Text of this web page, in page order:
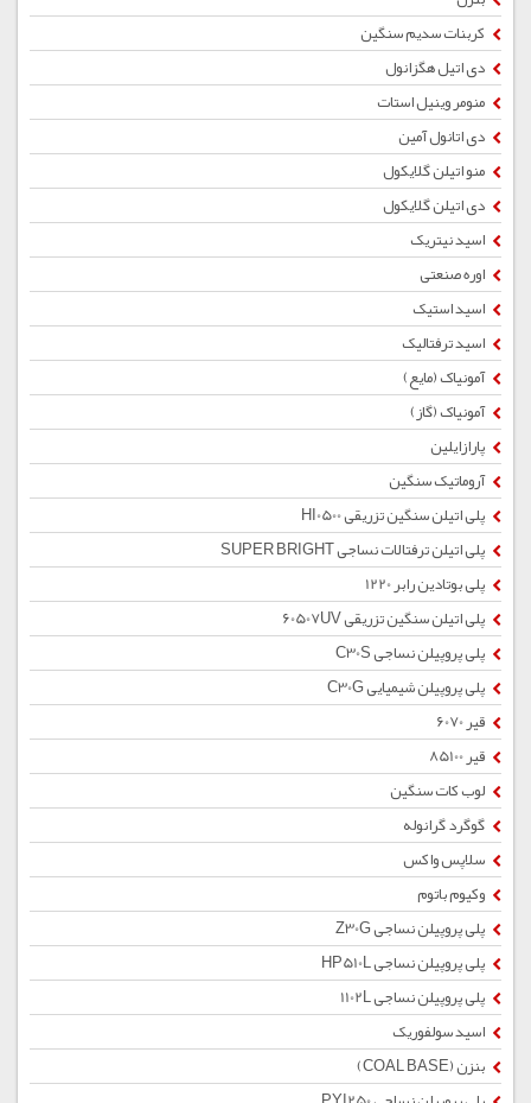
کربنات سدیم سنگین
دی اتیل هگزانول
منومر وینیل استات
دی اتانول آمین
منو اتیلن گلایکول
دی اتیلن گلایکول
اسید نیتریک
اوره صنعتی
اسید استیک
اسید ترفتالیک
آمونیاک (مایع)
آمونیاک (گاز)
پارازایلین
آروماتیک سنگین
پلی اتیلن سنگین تزریقی HI0500
پلی اتیلن ترفتالات نساجی SUPER BRIGHT
پلی بوتادین رابر 1220
پلی اتیلن سنگین تزریقی 60507UV
پلی پروپیلن نساجی C30S
پلی پروپیلن شیمیایی C30G
قیر 6070
قیر 85100
لوب کات سنگین
گوگرد گرانوله
سلاپس واکس
وکیوم باتوم
پلی پروپیلن نساجی Z30G
پلی پروپیلن نساجی HP510L
پلی پروپیلن نساجی 1102L
اسید سولفوریک
بنزن (COAL BASE)